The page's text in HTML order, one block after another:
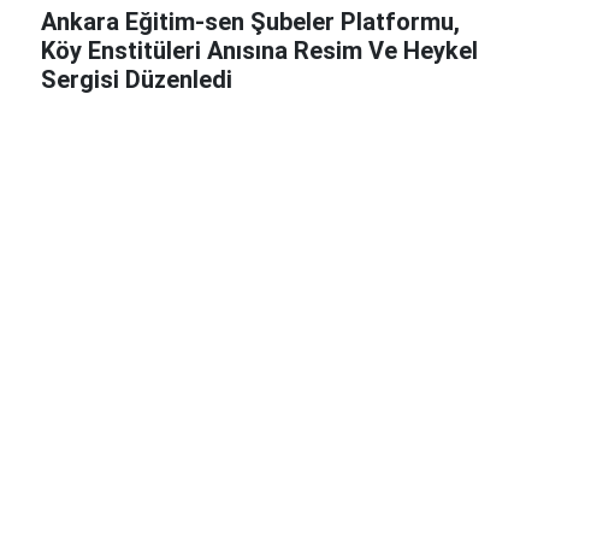
Ankara Eğitim-sen Şubeler Platformu,
Köy Enstitüleri Anısına Resim Ve Heykel
Sergisi Düzenledi